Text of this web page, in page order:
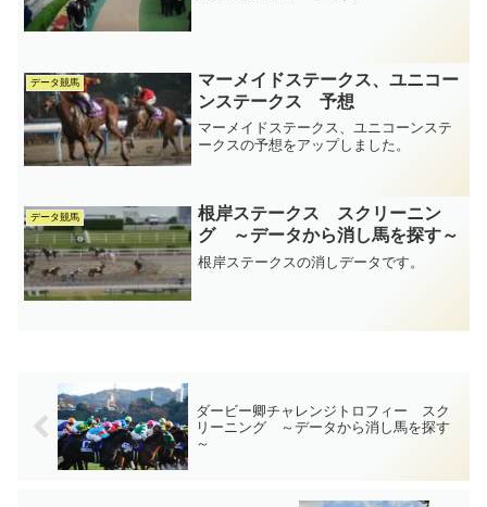
データ競馬
マーメイドステークス、ユニコー
ンステークス 予想
マーメイドステークス、ユニコーンステ
ークスの予想をアップしました。
データ競馬
根岸ステークス スクリーニン
グ ～データから消し馬を探す～
根岸ステークスの消しデータです。
ダービー卿チャレンジトロフィー スク
リーニング ～データから消し馬を探す
～